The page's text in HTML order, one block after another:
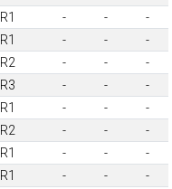
R1 - -
-
R1 - -
-
R2 - -
-
R3 - -
-
R1 - -
-
R2 - -
-
R1 - -
-
R1 - -
-